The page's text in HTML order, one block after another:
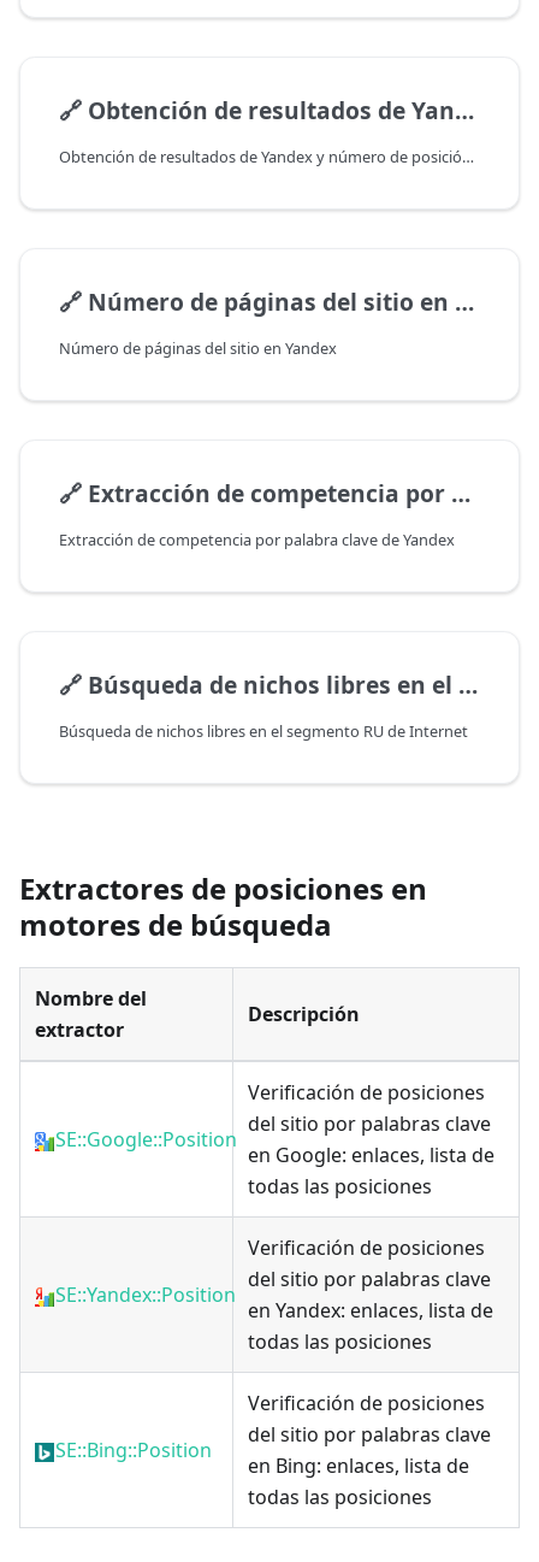
🔗 Obtención de resultados de Yandex y número de posición del resultado
Obtención de resultados de Yandex y número de posición del resultado
🔗 Número de páginas del sitio en Yandex
Número de páginas del sitio en Yandex
🔗 Extracción de competencia por palabra clave de Yandex
Extracción de competencia por palabra clave de Yandex
🔗 Búsqueda de nichos libres en el segmento RU de Internet
Búsqueda de nichos libres en el segmento RU de Internet
Extractores de posiciones en
motores de búsqueda
Nombre del
extractor
Descripción
SE::Google::Position
Verificación de posiciones
del sitio por palabras clave
en Google: enlaces, lista de
todas las posiciones
SE::Yandex::Position
Verificación de posiciones
del sitio por palabras clave
en Yandex: enlaces, lista de
todas las posiciones
SE::Bing::Position
Verificación de posiciones
del sitio por palabras clave
en Bing: enlaces, lista de
todas las posiciones